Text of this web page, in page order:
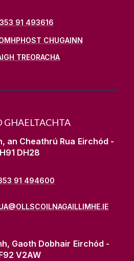
91 493616
CHUGAINN
TREORACHA
GHAELTACHTA
an Cheathrú Rua Eirchód -
H91 DH28
91 494600
Gaoth Dobhair Eirchód -
V2AW